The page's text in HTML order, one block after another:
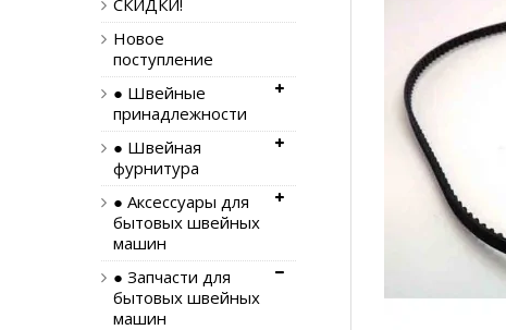
СКИДКИ!
Новое
поступление
● Швейные
принадлежности
● Швейная
фурнитура
● Аксессуары для
бытовых швейных
машин
● Запчасти для
бытовых швейных
машин